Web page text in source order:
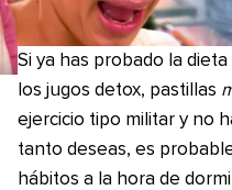
Si ya has probado la
los jugos detox, pastillas
ejercicio tipo militar y no
tanto deseas, es
hábitos a la hora de